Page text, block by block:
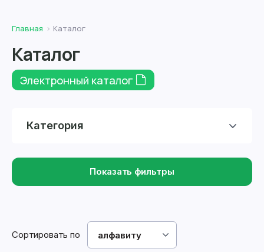
Главная Каталог
Каталог
Электронный каталог
Категория
Показать фильтры
Сортировать по алфавиту